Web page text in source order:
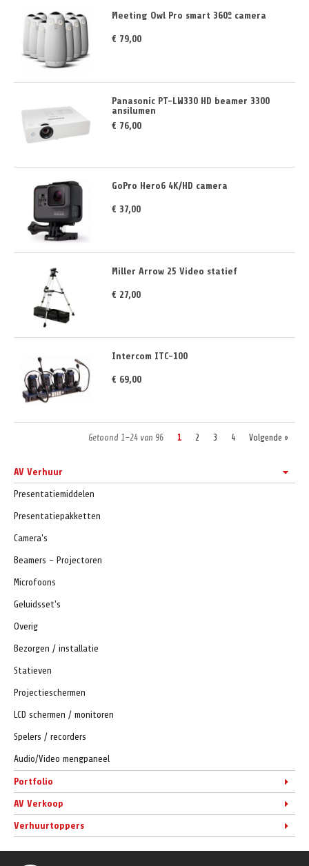
Meeting Owl Pro smart 360º camera
€ 79,00
Panasonic PT-LW330 HD beamer 3300
ansilumen
€ 76,00
GoPro Hero6 4K/HD camera
€ 37,00
Miller Arrow 25 Video statief
€ 27,00
Intercom ITC-100
€ 69,00
Getoond 1–24 van 96 1 2 3 4 Volgende »
AV Verhuur
Presentatiemiddelen
Presentatiepakketten
Camera's
Beamers - Projectoren
Microfoons
Geluidsset's
Overig
Bezorgen / installatie
Statieven
Projectieschermen
LCD schermen / monitoren
Spelers / recorders
Audio/Video mengpaneel
Portfolio
AV Verkoop
Verhuurtoppers